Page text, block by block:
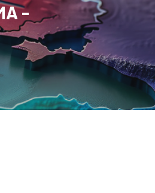
-